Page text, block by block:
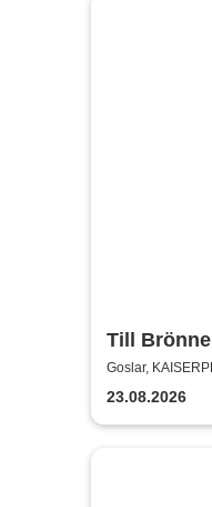
Till
2026
Goslar,
23.08.2026